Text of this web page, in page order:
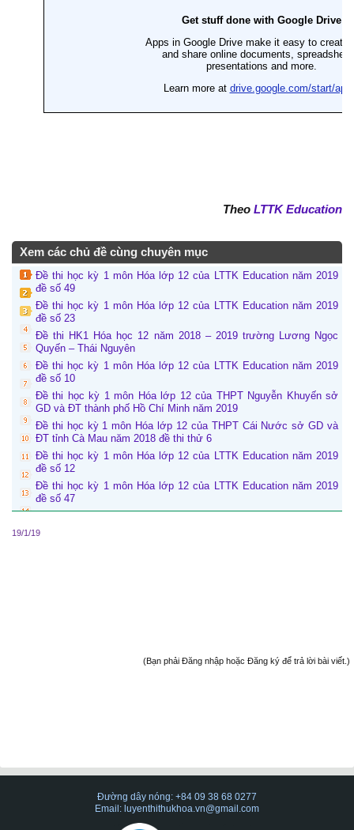
Theo LTTK Education
Xem các chủ đề cùng chuyên mục
Đề thi học kỳ 1 môn Hóa lớp 12 của LTTK Education năm 2019
đề số 49
Đề thi học kỳ 1 môn Hóa lớp 12 của LTTK Education năm 2019
đề số 23
Đề thi HK1 Hóa học 12 năm 2018 – 2019 trường Lương Ngọc
Quyến – Thái Nguyên
Đề thi học kỳ 1 môn Hóa lớp 12 của LTTK Education năm 2019
đề số 10
Đề thi học kỳ 1 môn Hóa lớp 12 của THPT Nguyễn Khuyến sở
GD và ĐT thành phố Hồ Chí Minh năm 2019
Đề thi học kỳ 1 môn Hóa lớp 12 của THPT Cái Nước sở GD và
ĐT tỉnh Cà Mau năm 2018 đề thi thử 6
Đề thi học kỳ 1 môn Hóa lớp 12 của LTTK Education năm 2019
đề số 12
Đề thi học kỳ 1 môn Hóa lớp 12 của LTTK Education năm 2019
đề số 47
19/1/19
(Bạn phải Đăng nhập hoặc Đăng ký để trả lời bài viết.)
Đường dây nóng: +84 09 38 68 0277
Email: luyenthithukhoa.vn@gmail.com